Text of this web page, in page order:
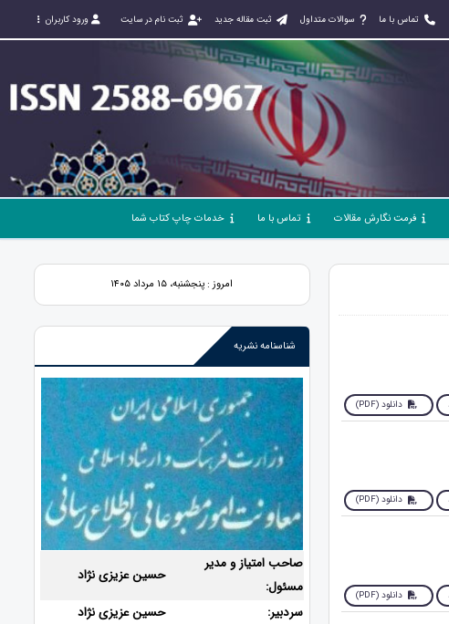
تماس با ما سوالات متداول ثبت مقاله جدید ثبت نام در سایت ورود کاربران
فرمت نگارش مقالات تماس با ما خدمات چاپ کتاب شما
دانلود (PDF)
دانلود (PDF)
دانلود (PDF)
امروز : پنجشنبه، ۱۵ مرداد ۱۴۰۵
شناسنامه نشریه
صاحب امتیاز و مدیر
مسئول:
حسین عزیزی نژاد
سردبیر:
حسین عزیزی نژاد